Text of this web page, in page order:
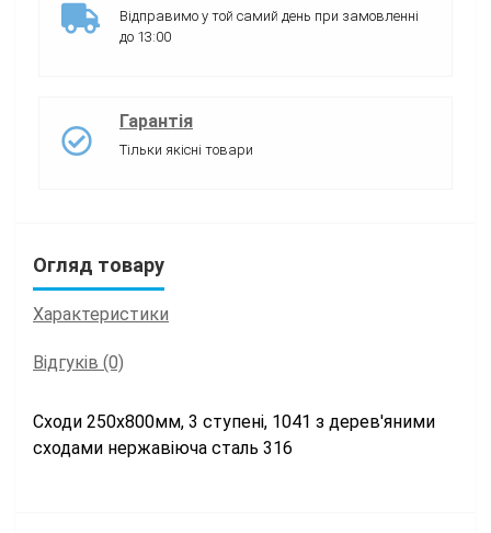
Відправимо у той самий день при замовленні
до 13:00
Гарантія
Тільки якісні товари
Огляд товару
Характеристики
Відгуків (0)
Сходи 250х800мм, 3 ступені, 1041 з дерев'яними
сходами нержавіюча сталь 316